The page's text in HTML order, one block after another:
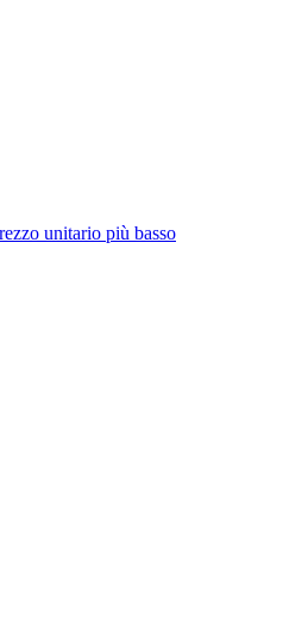
unitario più basso